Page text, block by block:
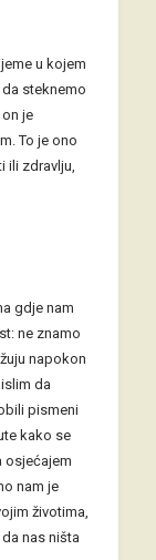
u kojem
steknemo
je
To je ono
ili zdravlju,
gdje nam
ne znamo
napokon
da
pismeni
kako se
osjećajem
nam je
životima,
nas ništa